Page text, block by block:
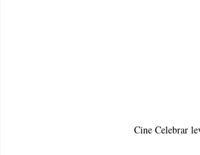
Cine Celebrar